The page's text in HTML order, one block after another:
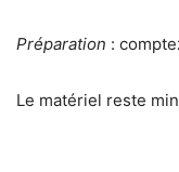
Préparation :
Le matériel reste